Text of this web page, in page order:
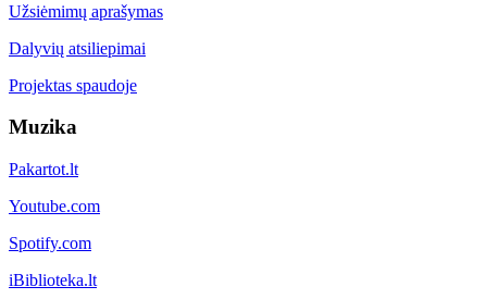
Užsiėmimų aprašymas
Dalyvių atsiliepimai
Projektas spaudoje
Muzika
Pakartot.lt
Youtube.com
Spotify.com
iBiblioteka.lt